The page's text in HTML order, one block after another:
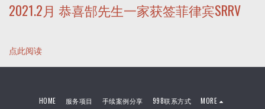
2021.2月 恭喜郜先生一家获签菲律宾SRRV
点此阅读
HOME 服务项目 手续案例分享 998联系方式 MORE